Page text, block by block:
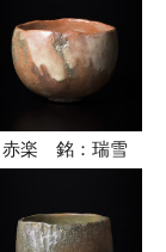
赤楽 銘：瑞雪